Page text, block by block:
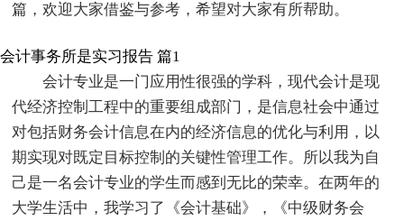
篇，欢迎大家借鉴与参考，希望对大家有所帮助。
会计事务所是实习报告 篇1
会计专业是一门应用性很强的学科，现代会计是现
代经济控制工程中的重要组成部门，是信息社会中通过
对包括财务会计信息在内的经济信息的优化与利用，以
期实现对既定目标控制的关键性管理工作。所以我为自
己是一名会计专业的学生而感到无比的荣幸。在两年的
大学生活中，我学习了《会计基础》，《中级财务会